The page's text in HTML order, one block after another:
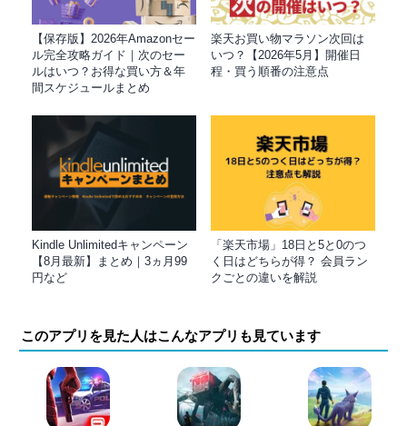
【保存版】2026年Amazonセー
ル完全攻略ガイド｜次のセー
ルはいつ？お得な買い方＆年
間スケジュールまとめ
楽天お買い物マラソン次回は
いつ？【2026年5月】開催日
程・買う順番の注意点
Kindle Unlimitedキャンペーン
【8月最新】まとめ｜3ヵ月99
円など
「楽天市場」18日と5と0のつ
く日はどちらが得？ 会員ラン
クごとの違いを解説
このアプリを見た人はこんなアプリも見ています